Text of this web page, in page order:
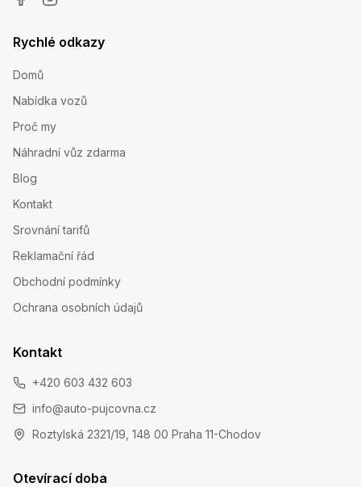
Rychlé odkazy
Domů
Nabídka vozů
Proč my
Náhradní vůz zdarma
Blog
Kontakt
Srovnání tarifů
Reklamační řád
Obchodní podmínky
Ochrana osobních údajů
Kontakt
+420 603 432 603
info@auto-pujcovna.cz
Roztylská 2321/19, 148 00 Praha 11-Chodov
Otevírací doba